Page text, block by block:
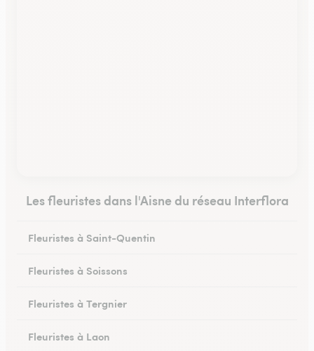
Les fleuristes dans l'Aisne du réseau Interflora
Fleuristes à Saint-Quentin
Fleuristes à Soissons
Fleuristes à Tergnier
Fleuristes à Laon